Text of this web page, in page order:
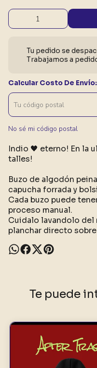
Tu pedido se
Trabajamos a
Calcular Costo De Envío:
No sé mi código postal
Indio 🖤 eterno! En la
talles!
Buzo de algodón
capucha forrada y
Cada buzo puede
proceso manual.
Cuidalo lavandolo del
planchar directo
Te puede